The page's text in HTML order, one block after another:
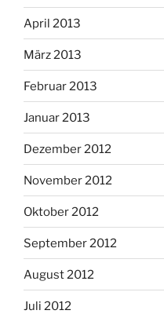
April 2013
März 2013
Februar 2013
Januar 2013
Dezember 2012
November 2012
Oktober 2012
September 2012
August 2012
Juli 2012